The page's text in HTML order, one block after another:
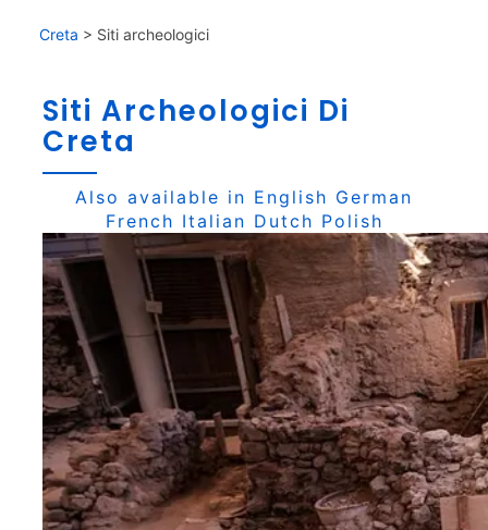
Creta > Siti archeologici
Siti Archeologici Di
Creta
Also available in English German
French Italian Dutch Polish